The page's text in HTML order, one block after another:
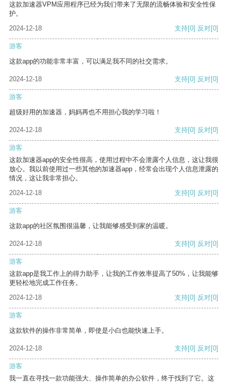
这款加速器VPM应用程序已经为我们带来了无限的流畅体验和安全性保
护。
2024-12-18
支持[0] 反对[0]
游客
这款app的功能非常丰富，可以满足我不同的社交需求。
2024-12-18 支持[0] 反对[0]
游客
超级好用的加速器，妈妈再也不用担心我的学习啦！
2024-12-18 支持[0] 反对[0]
游客
这款加速器app的安全性很高，使用过程中不会泄露个人信息，这让我很
放心。我以前使用过一些其他的加速器app，经常会出现个人信息泄露的
情况，这让我非常担心。
2024-12-18
支持[0] 反对[0]
游客
这款app的社区氛围很温馨，让我能够感受到家的温暖。
2024-12-18 支持[0] 反对[0]
游客
这款app是我工作上的得力助手，让我的工作效率提高了50%，让我能够
更轻松地完成工作任务。
2024-12-18
支持[0] 反对[0]
游客
这款软件的操作非常简单，即使是小白也能快速上手。
2024-12-18 支持[0] 反对[0]
游客
我一直在寻找一款功能强大、操作简单的办公软件，终于找到了它。这